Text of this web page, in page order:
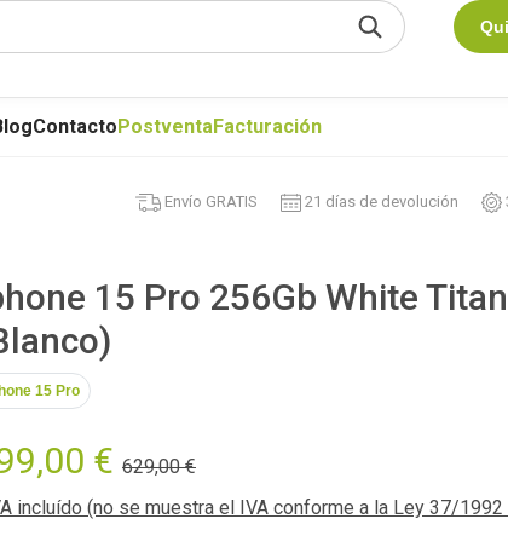
ContactoPostventaFacturación
Envío GRATIS 21 días de devolución
15 Pro 256Gb White
15 Pro
€ 629,00 €
incluído (no se muestra el IVA conforme a la Ley 37/1992